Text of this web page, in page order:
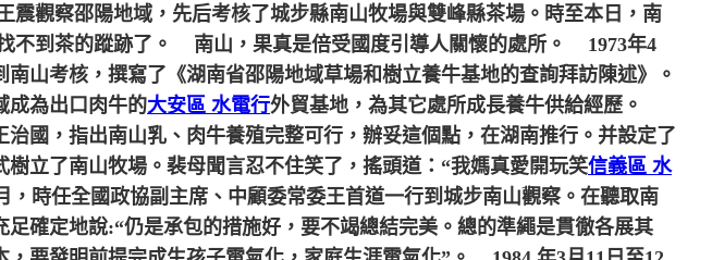
震觀察邵陽地域，先后考核了城步縣南山牧場與雙峰縣茶場。時至本日，南
不到茶的蹤跡了。 南山，果真是倍受國度引導人關懷的處所。
1973年4
山考核，撰寫了《湖南省邵陽地域草場和樹立養牛基地的查詢拜訪陳述》。
成為出口肉牛的大安區 水電行外貿基地，為其它處所成長養牛供給經歷。
國，指出南山乳、肉牛養殖完整可行，辦妥這個點，在湖南推行。并設定了
立了南山牧場。裴母聞言忍不住笑了，搖頭道：“我媽真愛開玩笑信義區 水
，時任全國政協副主席、中顧委常委王首道一行到城步南山觀察。在聽取南
確定地說:“仍是承包的措施好，要不竭總結完美。總的準繩是貫徹各展其